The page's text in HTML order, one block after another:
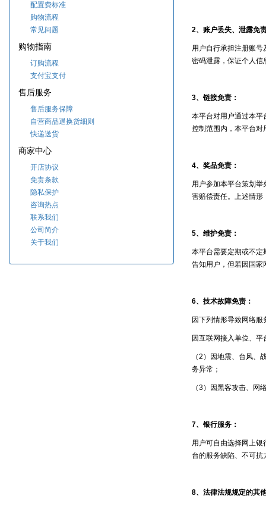
配置费标准
购物流程
常见问题
购物指南
订购流程
支付宝支付
售后服务
售后服务保障
自营商品退换货细则
快递送货
商家中心
开店协议
免责条款
隐私保护
咨询热点
联系我们
公司简介
关于我们
2、账户丢失、泄露免
用户自行承担注册账
密码泄露，保证个人信
3、链接免责：
本平台对用户通过本平
控制范围内，本平台对
4、奖品免责：
用户参加本平台策划
害赔偿责任。上述情形
5、维护免责：
本平台需要定期或不定
告知用户，但若因国家
6、技术故障免责：
因下列情形导致网络
因互联网接入单位、
（2）因地震、台风、
务异常；
（3）因黑客攻击、网
7、银行服务：
用户可自由选择网上
台的服务缺陷、不可
8、法律法规规定的其